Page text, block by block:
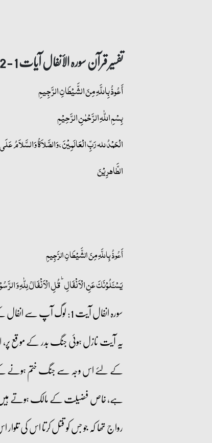
تفسیر قرآن سورہ ‎الأنفال‎ آیات 1 - 2
أَعُوذُ بِاللَّهِ مِنَ الشَّيْطَانِ الرَّجِيمِ
بِسْمِ اللّٰهِ الرَّحْمٰنِ الرَّحِيْمِ
الْحَمْدُ لله رَبِّ الْعَالَمِيْنَ، وَالصَّلاَةُ وَالسَّلاَمُ
الطَّاهرِیْنَ
أَعُوذُ بِاللَّهِ مِنَ الشَّيْطَانِ الرَّجِيمِ
یَسۡـَٔلُوۡنَکَ عَنِ الۡاَنۡفَالِ ؕ قُلِ الۡاَنۡفَالُ لِلّٰہِ وَ
سورہ انفال آیت 1: لوگ آپ سے انفال کے بارے میں سوال کرے ہیں کہہ دیجئیے انفال اللہ اور اس کے رسول کا مال ہے۔
یہ آیت نازل ہوئی جنگ بدر کے موقع
کے لئے اس وجہ سے جنگ ختم ہونے کے
ہے، خاص فضیلت کے مالک ہوتے ہیں
رواج تھا کہ جو جس کو قتل کرتا اس کی